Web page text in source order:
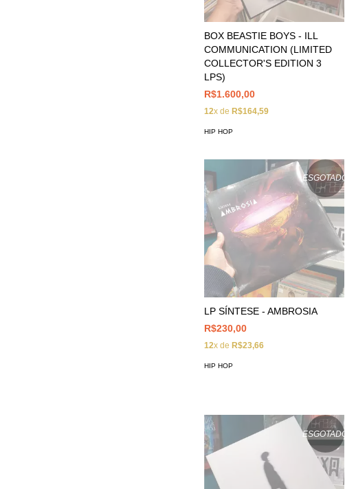
BOX BEASTIE BOYS - ILL
COMMUNICATION (LIMITED
COLLECTOR'S EDITION 3
LPS)
R$1.600,00
12x de R$164,59
HIP HOP
ESGOTADO
LP SÍNTESE - AMBROSIA
R$230,00
12x de R$23,66
HIP HOP
ESGOTADO